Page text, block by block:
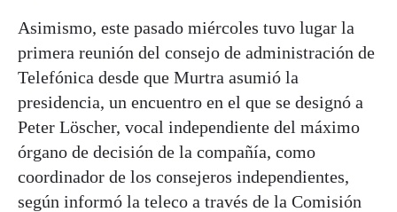
Asimismo, este pasado miércoles tuvo lugar la
primera reunión del consejo de administración de
Telefónica desde que Murtra asumió la
presidencia, un encuentro en el que se designó a
Peter Löscher, vocal independiente del máximo
órgano de decisión de la compañía, como
coordinador de los consejeros independientes,
según informó la teleco a través de la Comisión